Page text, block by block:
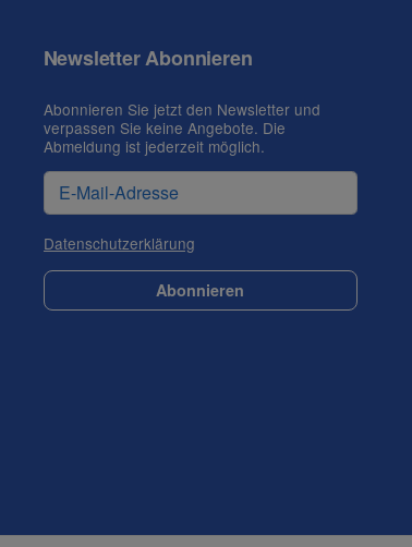
Newsletter Abonnieren
Abonnieren Sie jetzt den Newsletter und
verpassen Sie keine Angebote. Die
Abmeldung ist jederzeit möglich.
Datenschutzerklärung
Abonnieren